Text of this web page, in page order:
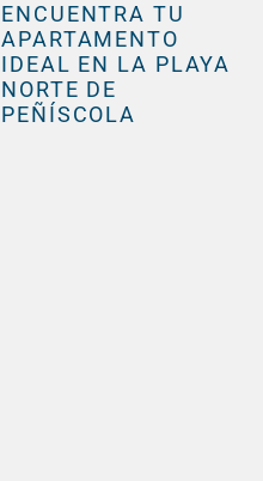
ENCUENTRA TU
APARTAMENTO
IDEAL EN LA PLAYA
NORTE DE
PEÑÍSCOLA